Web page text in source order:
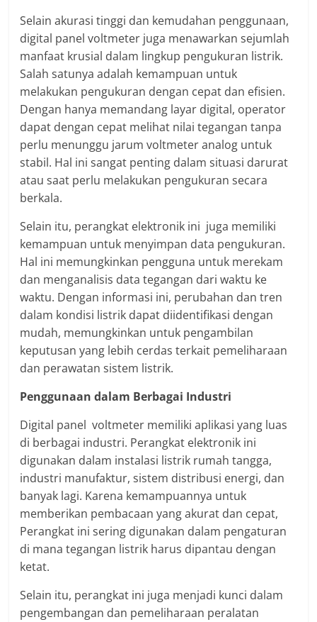
Selain akurasi tinggi dan kemudahan penggunaan,
digital panel voltmeter juga menawarkan sejumlah
manfaat krusial dalam lingkup pengukuran listrik.
Salah satunya adalah kemampuan untuk
melakukan pengukuran dengan cepat dan efisien.
Dengan hanya memandang layar digital, operator
dapat dengan cepat melihat nilai tegangan tanpa
perlu menunggu jarum voltmeter analog untuk
stabil. Hal ini sangat penting dalam situasi darurat
atau saat perlu melakukan pengukuran secara
berkala.
Selain itu, perangkat elektronik ini juga memiliki
kemampuan untuk menyimpan data pengukuran.
Hal ini memungkinkan pengguna untuk merekam
dan menganalisis data tegangan dari waktu ke
waktu. Dengan informasi ini, perubahan dan tren
dalam kondisi listrik dapat diidentifikasi dengan
mudah, memungkinkan untuk pengambilan
keputusan yang lebih cerdas terkait pemeliharaan
dan perawatan sistem listrik.
Penggunaan dalam Berbagai Industri
Digital panel voltmeter memiliki aplikasi yang luas
di berbagai industri. Perangkat elektronik ini
digunakan dalam instalasi listrik rumah tangga,
industri manufaktur, sistem distribusi energi, dan
banyak lagi. Karena kemampuannya untuk
memberikan pembacaan yang akurat dan cepat,
Perangkat ini sering digunakan dalam pengaturan
di mana tegangan listrik harus dipantau dengan
ketat.
Selain itu, perangkat ini juga menjadi kunci dalam
pengembangan dan pemeliharaan peralatan